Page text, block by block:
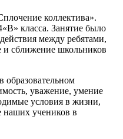
коллектива».
класса. Занятие было
между ребятами,
и сближение школьников
образовательном
уважение, умение
условия в жизни,
наших учеников в